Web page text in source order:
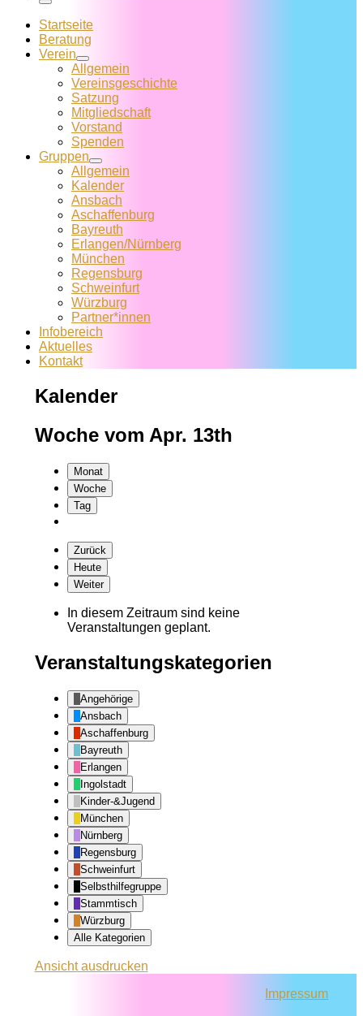
Menü
Startseite
Beratung
Verein
Allgemein
Vereins­geschichte
Satzung
Mitglied­schaft
Vorstand
Spenden
Gruppen
Allgemein
Kalender
Ansbach
Aschaffenburg
Bayreuth
Erlangen/Nürnberg
München
Regensburg
Schweinfurt
Würzburg
Partner*innen
Infobereich
Aktuelles
Kontakt
Kalender
Woche vom Apr. 13th
Monat
Woche
Tag
Zurück
Heute
Weiter
In diesem Zeitraum sind keine
Veranstaltungen geplant.
Veranstaltungskategorien
Angehörige
Ansbach
Aschaffenburg
Bayreuth
Erlangen
Ingolstadt
Kinder-&Jugend
München
Nürnberg
Regensburg
Schweinfurt
Selbsthilfegruppe
Stammtisch
Würzburg
Alle Kategorien
Ansichtausdrucken
Impressum